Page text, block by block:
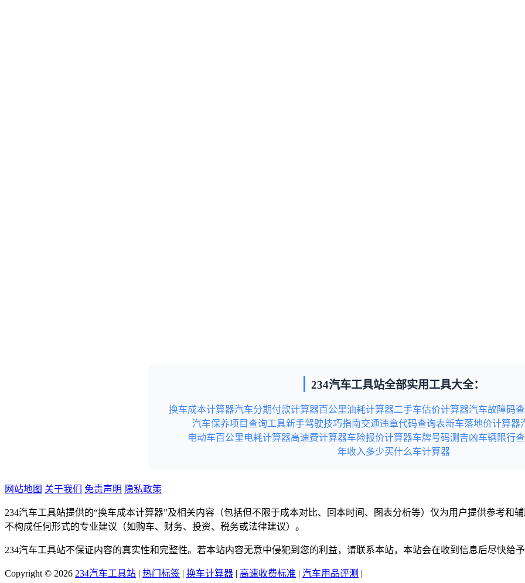
234汽车工具站全部实用工具大全：
换车成本计算器汽车分期付款计算器百公里油耗计算器二手车估价计算器汽车故障码
汽车保养项目查询工具新手驾驶技巧指南交通违章代码查询表新车落地价计算器
电动车百公里电耗计算器高速费计算器车险报价计算器车牌号码测吉凶车辆限行
年收入多少买什么车计算器
网站地图 关于我们 免责声明 隐私政策
234汽车工具站提供的“换车成本计算器”及相关内容（包括但不限于成本对比、回本时间、图表分析等）仅为用户提供参考和辅
不构成任何形式的专业建议（如购车、财务、投资、税务或法律建议）。
234汽车工具站不保证内容的真实性和完整性。若本站内容无意中侵犯到您的利益，请联系本站，本站会在收到信息后尽快给予
Copyright © 2026 234汽车工具站 | 热门标签 | 换车计算器 | 高速收费标准 | 汽车用品评测 |